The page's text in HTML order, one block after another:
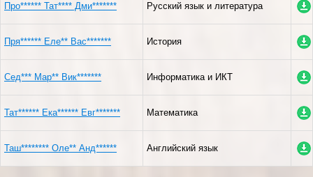
Про****** Тат**** Дми******* Русский язык и литература
Пря****** Еле** Вас******* История
Сед*** Мар** Вик******* Информатика и ИКТ
Тат****** Ека****** Евг******* Математика
Таш******** Оле** Анд****** Английский язык